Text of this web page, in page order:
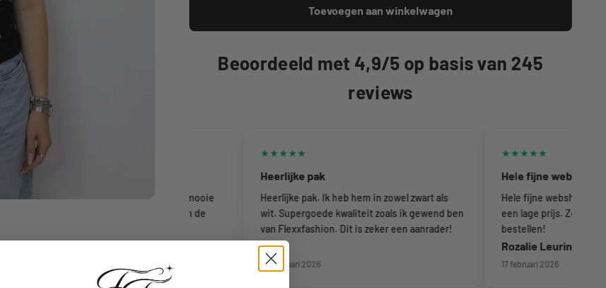
Toevoegen aan winkelwagen
Beoordeeld met 4,9/5 op basis van 245
reviews
★★★★★
10/10 aanrader
Super mooie armband gekocht. Mega mooie
★★★★★
Heerlijke pak
Heerlijke pak. Ik heb hem in zowel zwart als
wit. Supergoede kwaliteit zoals ik gewend ben
van Flexxfashion. Dit is zeker een aanrader!
S D
22 februari 2026
★★★★★
Hele fijne webshop
Hele fijne webshop met
een lage prijs. Zeker een
bestellen!
Rozalie Leurink
17 februari 2026